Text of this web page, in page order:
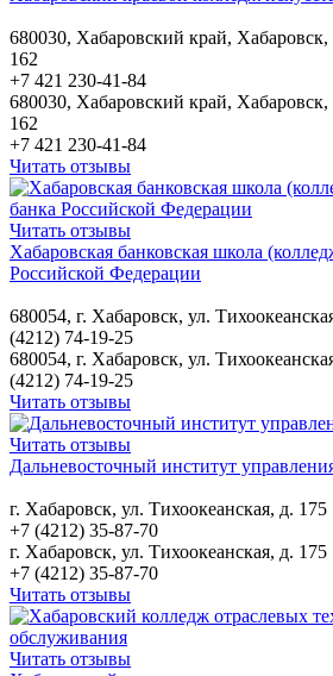
680030, Хабаровский край, Хабаровск,
162
+7 421 230-41-84
680030, Хабаровский край, Хабаровск,
162
+7 421 230-41-84
Читать отзывы
Читать отзывы
Хабаровская банковская школа
Российской Федерации
680054, г. Хабаровск, ул.
(4212) 74-19-25
680054, г. Хабаровск, ул.
(4212) 74-19-25
Читать отзывы
Читать отзывы
Дальневосточный институт
г. Хабаровск, ул. Тихоокеанская, д. 175
+7 (4212) 35-87-70
г. Хабаровск, ул. Тихоокеанская, д. 175
+7 (4212) 35-87-70
Читать отзывы
Читать отзывы